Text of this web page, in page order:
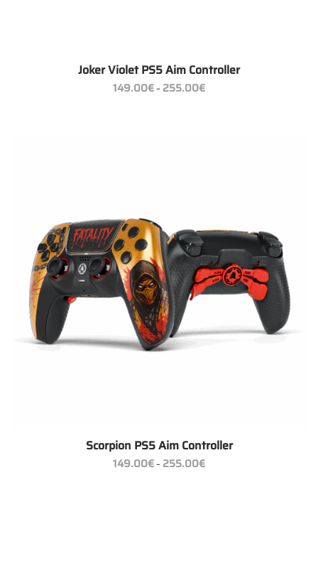
Joker Violet PS5 Aim Controller
149.00€– 255.00€Preisspanne:
149.00€
Scorpion PS5 Aim Controller
149.00€– 255.00€Preisspanne:
149.00€